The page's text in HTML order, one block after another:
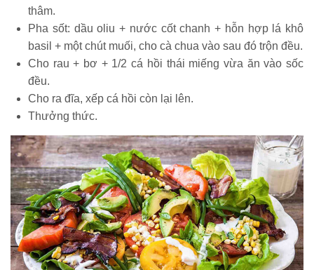
thâm.
Pha sốt: dầu oliu + nước cốt chanh + hỗn hợp lá khô
basil + một chút muối, cho cà chua vào sau đó trộn đều.
Cho rau + bơ + 1/2 cá hồi thái miếng vừa ăn vào sốc
đều.
Cho ra đĩa, xếp cá hồi còn lại lên.
Thưởng thức.